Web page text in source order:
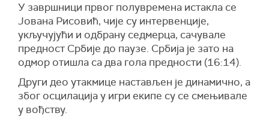
У завршници првог полувремена истакла се
Јована Рисовић, чије су интервенције,
укључујући и одбрану седмерца, сачувале
предност Србије до паузе. Србија је зато на
одмор отишла са два гола предности (16:14).
Други део утакмице настављен је динамично, а
због осцилација у игри екипе су се смењивале
у вођству.